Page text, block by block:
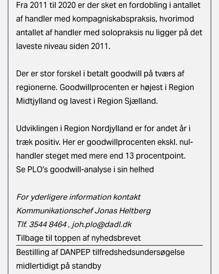
Fra 2011 til 2020 er der sket en fordobling i antallet
af handler med kompagniskabspraksis, hvorimod
antallet af handler med solopraksis nu ligger på det
laveste niveau siden 2011.
Der er stor forskel i betalt goodwill på tværs af
regionerne. Goodwillprocenten er højest i Region
Midtjylland og lavest i Region Sjælland.
Udviklingen i Region Nordjylland er for andet år i
træk positiv. Her er goodwillprocenten ekskl. nul-
handler steget med mere end 13 procentpoint.
Se PLO's goodwill-analyse i sin helhed
For yderligere information kontakt
Kommunikationschef Jonas Heltberg
Tlf. 3544 8464 , joh.plo@dadl.dk
Tilbage til toppen af nyhedsbrevet
Bestilling af DANPEP tilfredshedsundersøgelse
midlertidigt på standby